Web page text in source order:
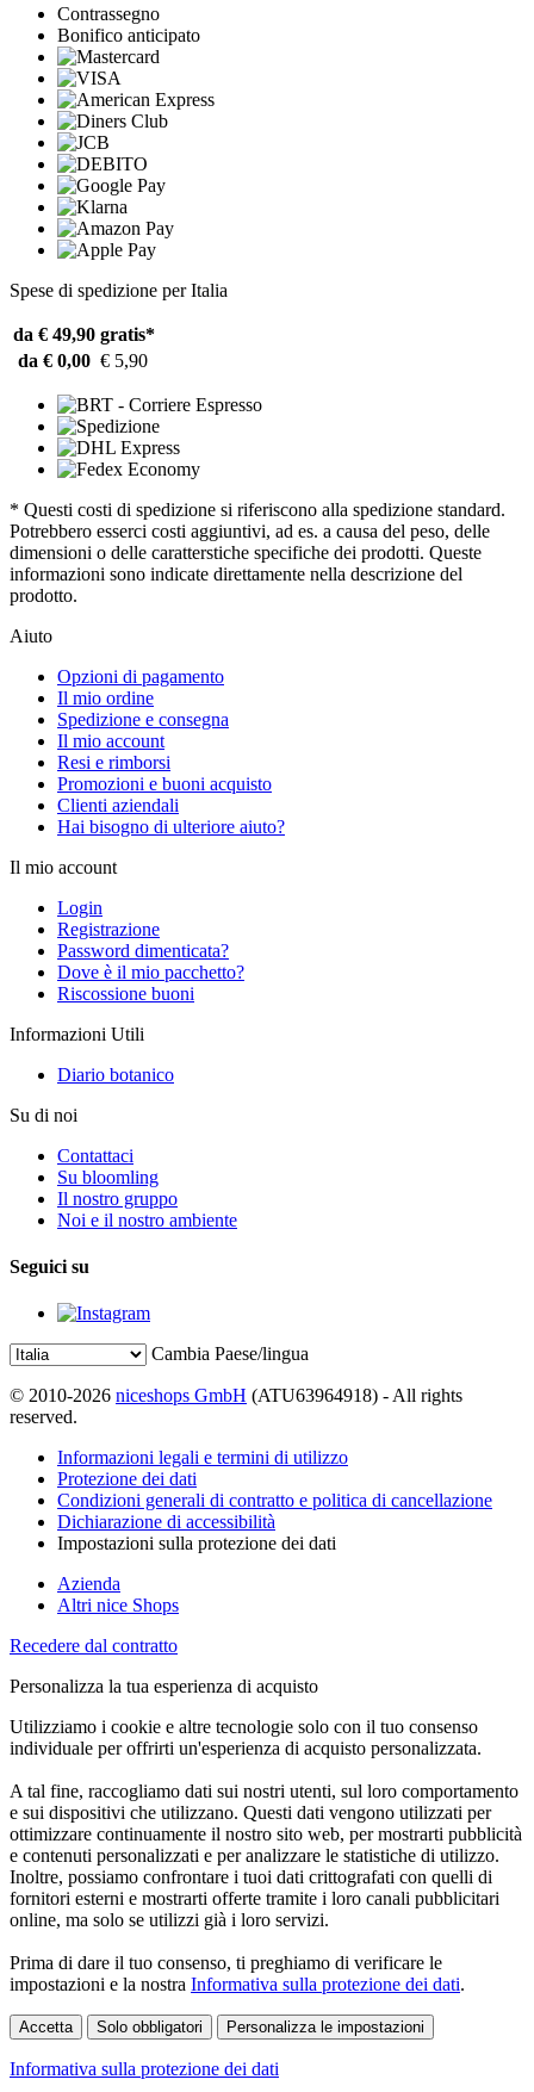
Contrassegno
Bonifico anticipato
Spese di spedizione per Italia
da € 49,90 gratis*
da € 0,00 € 5,90
* Questi costi di spedizione si riferiscono alla spedizione standard.
Potrebbero esserci costi aggiuntivi, ad es. a causa del peso, delle
dimensioni o delle caratterstiche specifiche dei prodotti. Queste
informazioni sono indicate direttamente nella descrizione del
prodotto.
Aiuto
Opzioni di pagamento
Il mio ordine
Spedizione e consegna
Il mio account
Resi e rimborsi
Promozioni e buoni acquisto
Clienti aziendali
Hai bisogno di ulteriore aiuto?
Il mio account
Login
Registrazione
Password dimenticata?
Dove è il mio pacchetto?
Riscossione buoni
Informazioni Utili
Diario botanico
Su di noi
Contattaci
Su bloomling
Il nostro gruppo
Noi e il nostro ambiente
Seguici su
Cambia Paese/lingua
© 2010-2026 niceshops GmbH (ATU63964918) - All rights
reserved.
Informazioni legali e termini di utilizzo
Protezione dei dati
Condizioni generali di contratto e politica di cancellazione
Dichiarazione di accessibilità
Impostazioni sulla protezione dei dati
Azienda
Altri nice Shops
Recedere dal contratto
Personalizza la tua esperienza di acquisto
Utilizziamo i cookie e altre tecnologie solo con il tuo consenso
individuale per offrirti un'esperienza di acquisto personalizzata.
A tal fine, raccogliamo dati sui nostri utenti, sul loro comportamento
e sui dispositivi che utilizzano. Questi dati vengono utilizzati per
ottimizzare continuamente il nostro sito web, per mostrarti pubblicità
e contenuti personalizzati e per analizzare le statistiche di utilizzo.
Inoltre, possiamo confrontare i tuoi dati crittografati con quelli di
fornitori esterni e mostrarti offerte tramite i loro canali pubblicitari
online, ma solo se utilizzi già i loro servizi.
Prima di dare il tuo consenso, ti preghiamo di verificare le
impostazioni e la nostra Informativa sulla protezione dei dati.
Accetta Solo obbligatori Personalizza le impostazioni
Informativa sulla protezione dei dati